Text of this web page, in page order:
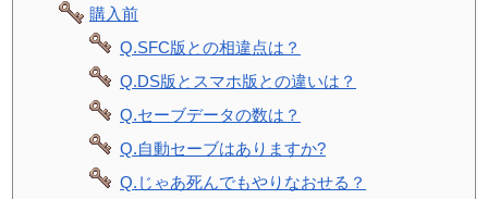
購入前
Q.SFC版との相違点は？
Q.DS版とスマホ版との違いは？
Q.セーブデータの数は？
Q.自動セーブはありますか?
Q.じゃあ死んでもやりなおせる？